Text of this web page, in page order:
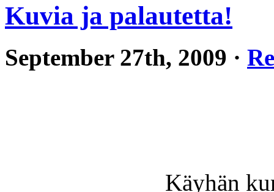
Kuvia ja palautetta!
September 27th, 2009 ·
Käyhän